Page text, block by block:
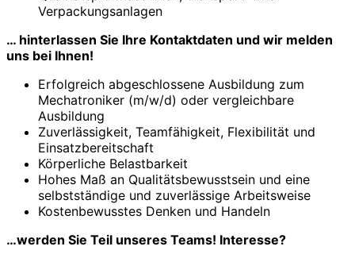
Verpackungsanlagen
… hinterlassen Sie Ihre Kontaktdaten und wir melden
uns bei Ihnen!
Erfolgreich abgeschlossene Ausbildung zum
Mechatroniker (m/w/d) oder vergleichbare
Ausbildung
Zuverlässigkeit, Teamfähigkeit, Flexibilität und
Einsatzbereitschaft
Körperliche Belastbarkeit
Hohes Maß an Qualitätsbewusstsein und eine
selbstständige und zuverlässige Arbeitsweise
Kostenbewusstes Denken und Handeln
…werden Sie Teil unseres Teams! Interesse?